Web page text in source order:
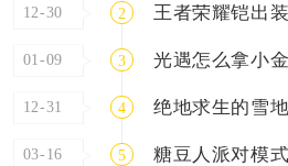
12-30 2 王者荣耀铠出
01-09 3 光遇怎么拿小
12-31 4 绝地求生的雪
03-16 5 糖豆人派对模